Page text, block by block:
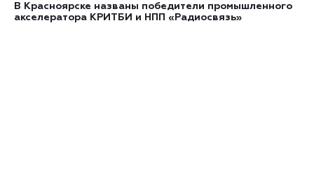
В Красноярске названы победители промышленного
акселератора КРИТБИ и НПП «Радиосвязь»